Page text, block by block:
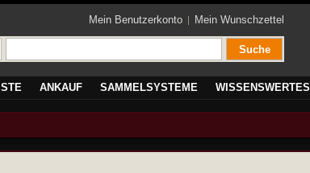
Mein Benutzerkonto Mein Wunschzettel
Suche
ANKAUF SAMMELSYSTEME WISSENSWERTES